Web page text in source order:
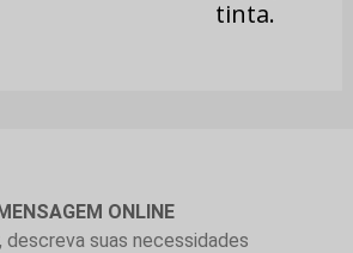
tinta.
ONLINE
descreva suas necessidades